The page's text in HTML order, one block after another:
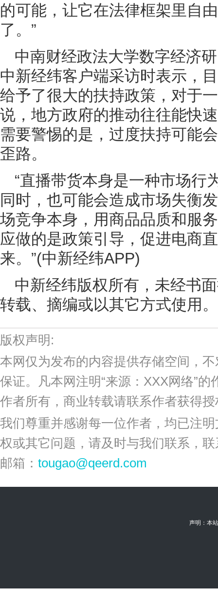
的可能，让它在法律框架里自
了。”
中南财经政法大学数字经济
中新经纬客户端采访时表示，
给予了很大的扶持政策，对于
说，地方政府的推动往往能快
需要警惕的是，过度扶持可能
歪路。
“直播带货本身是一种市场行
同时，也可能会造成市场失衡
场竞争本身，用商品品质和服
应做的是政策引导，促进电商
来。”(中新经纬APP)
中新经纬版权所有，未经书
转载、摘编或以其它方式使用。
版权声明:
本网仅为发布的内容提供存储空间，
保证。凡本网注明“来源：XXX网络”
作者所有，商业转载请联系作者获得
我们尊重并感谢每一位作者，均已注
权或其它问题，请及时与我们联系，
邮箱： tougao@qeerd.com
声明：本